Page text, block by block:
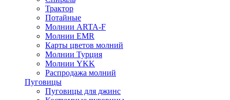
Трактор
Потайные
Молнии ARTA-F
Молнии EMR
Карты цветов молний
Молнии Турция
Молнии YKK
Распродажа молний
Пуговицы
Пуговицы для джинс